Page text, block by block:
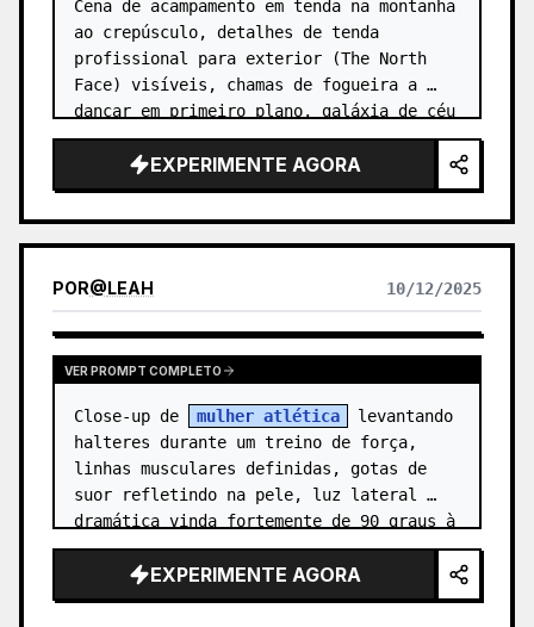
Cena de acampamento em tenda na montanha
ao crepúsculo, detalhes de tenda
profissional para exterior (The North
Face) visíveis, chamas de fogueira a
dançar em primeiro plano, galáxia de céu
estrelado nítida em segundo plano
(empilhamento de longa exposição), c…
EXPERIMENTE AGORA
POR@LEAH 10/12/2025
VER PROMPT COMPLETO
Close-up de mulher atlética
levantando
halteres durante um treino de força,
linhas musculares definidas, gotas de
suor refletindo na pele, luz lateral
dramática vinda fortemente de 90 graus à
esquerda, equipamento de fundo d…
EXPERIMENTE AGORA